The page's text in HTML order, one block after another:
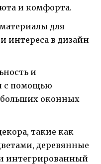
и комфорта.
для
интереса в дизайн
и
с помощью
оконных
такие как
деревянные
интегрированный